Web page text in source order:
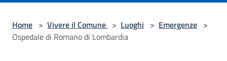
Home > Vivere il Comune > Luoghi > Emergenze >
Ospedale di Romano di Lombardia